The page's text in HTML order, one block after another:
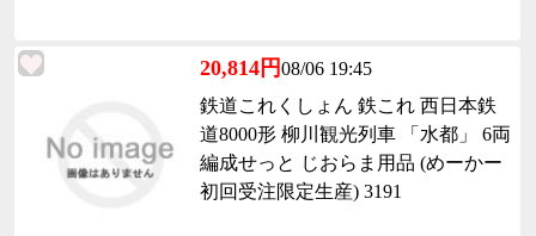
20,814円08/06 19:45
鉄道これくしょん 鉄これ 西日本鉄
道8000形 柳川観光列車 「水都」 6両
編成せっと じおらま用品 (めーかー
初回受注限定生産) 3191